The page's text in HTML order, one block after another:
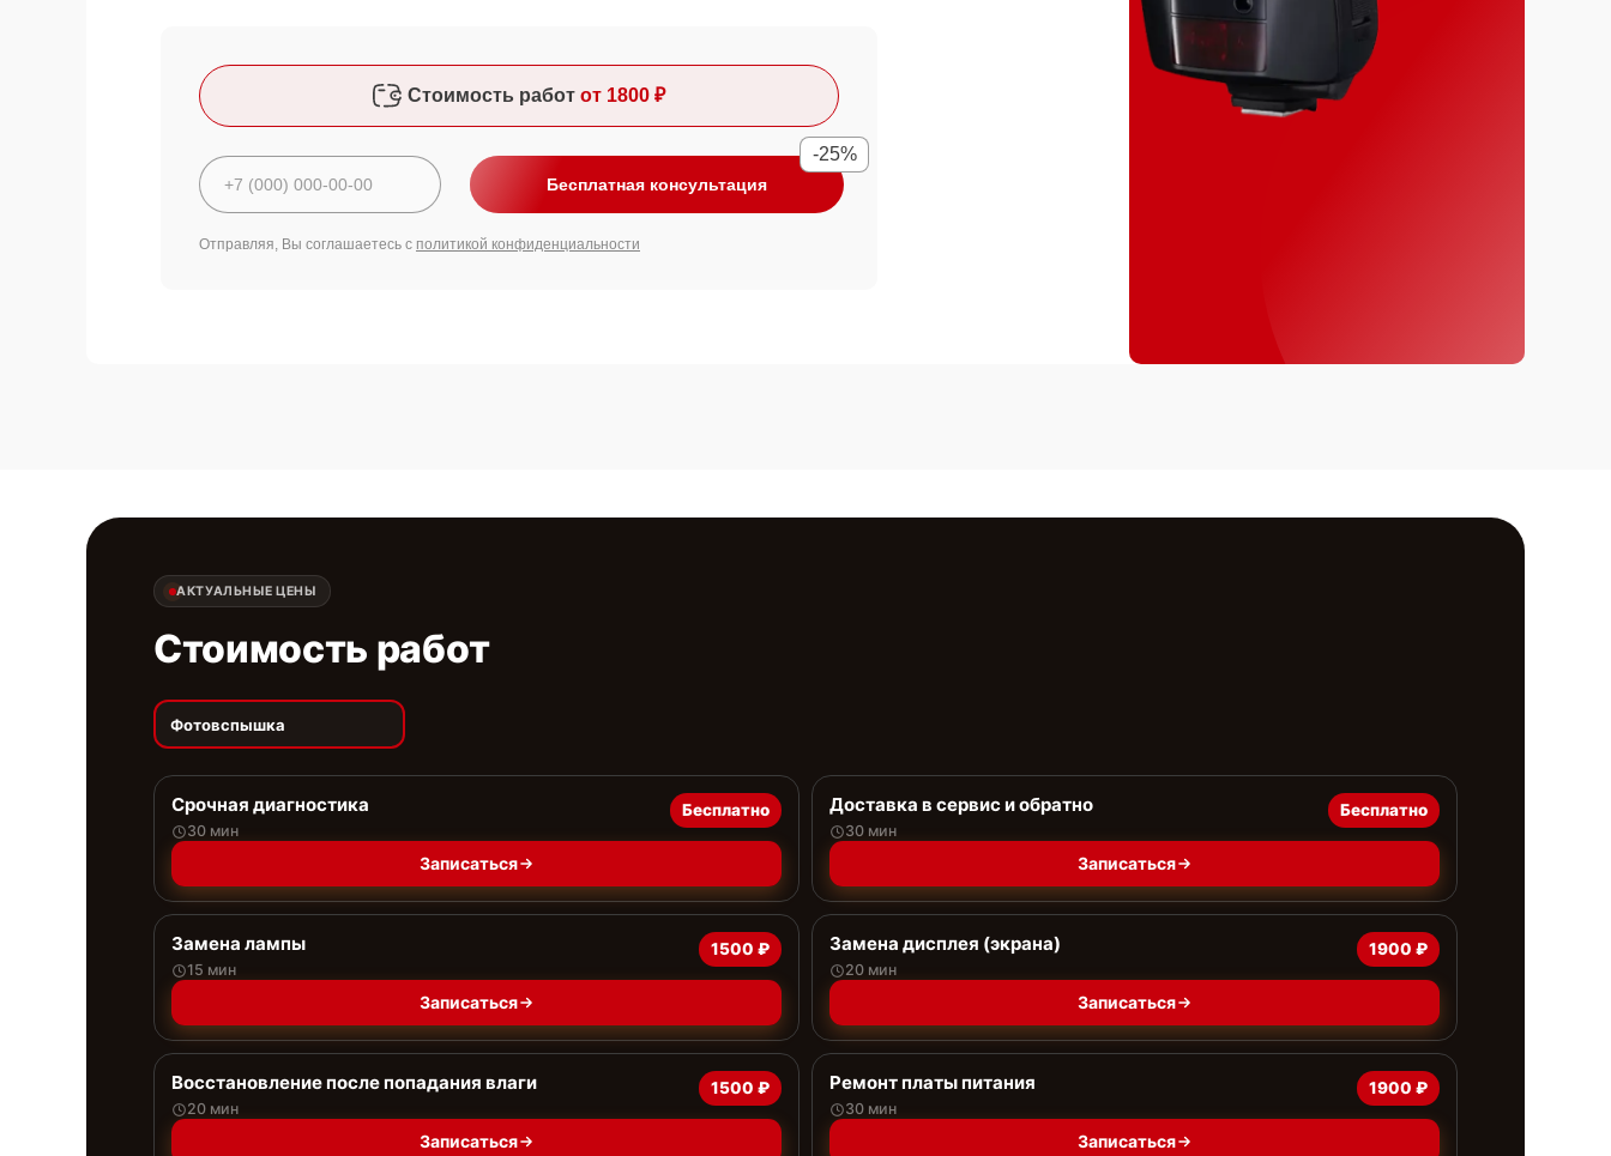
Стоимость работ от 1800 ₽
Бесплатная консультация
-25%
Отправляя, Вы соглашаетесь с политикой конфиденциальности
АКТУАЛЬНЫЕ ЦЕНЫ
Стоимость работ
Фотовспышка
Срочная диагностика
30 мин
Бесплатно
Записаться
Доставка в сервис и обратно
30 мин
Бесплатно
Записаться
Замена лампы
15 мин
1500 ₽
Записаться
Замена дисплея (экрана)
20 мин
1900 ₽
Записаться
Восстановление после попадания влаги
20 мин
1500 ₽
Записаться
Ремонт платы питания
30 мин
1900 ₽
Записаться